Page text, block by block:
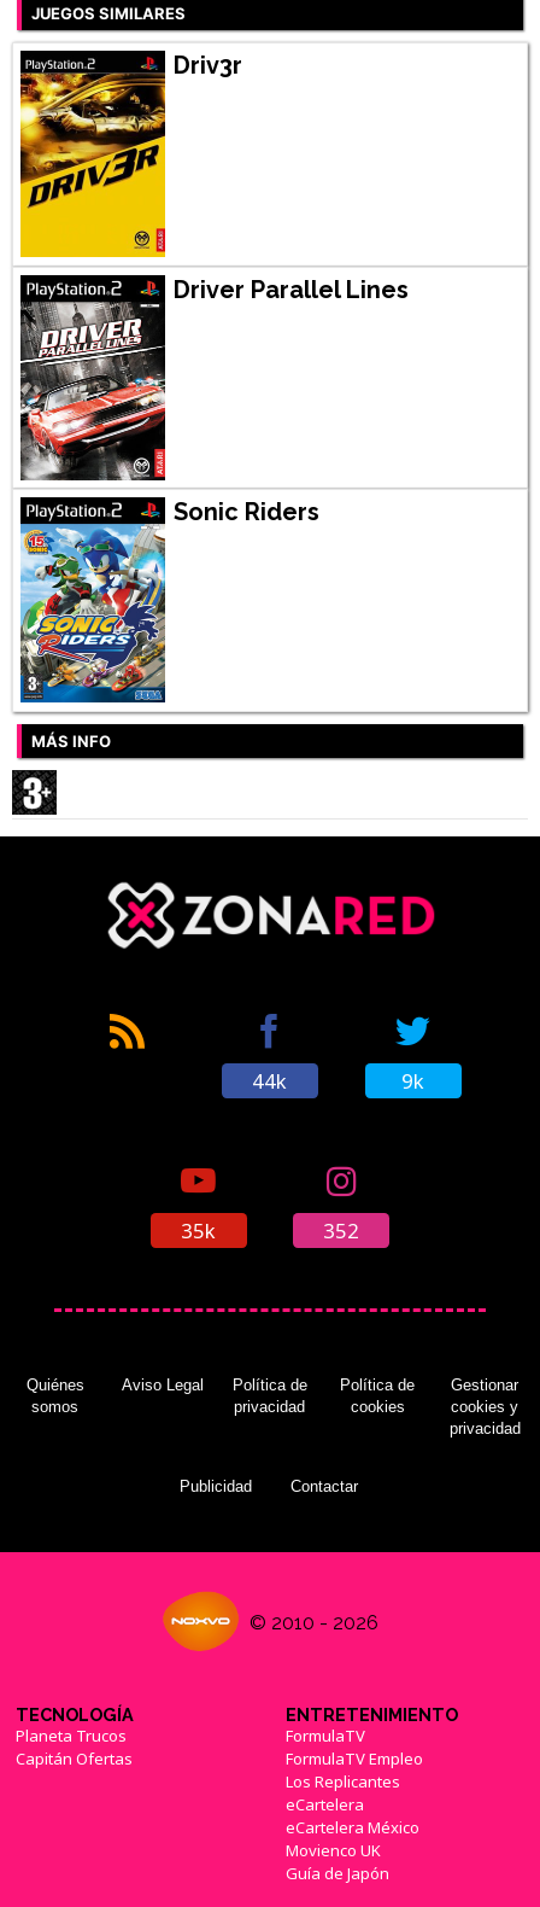
JUEGOS SIMILARES
Driv3r
Driver Parallel Lines
Sonic Riders
MÁS INFO
44k 9k
35k 352
Quiénes
somos
Aviso Legal
Política de
privacidad
Política de
cookies
Gestionar
cookies y
privacidad
Publicidad Contactar
© 2010 - 2026
TECNOLOGÍA
Planeta Trucos
Capitán Ofertas
ENTRETENIMIENTO
FormulaTV
FormulaTV Empleo
Los Replicantes
eCartelera
eCartelera México
Movienco UK
Guía de Japón